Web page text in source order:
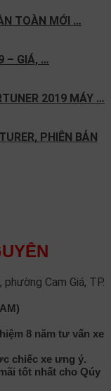
TOÀN MỚI …
– GIÁ, …
2019 MÁY …
PHIÊN BẢN
Cam Giá, TP.
8 năm tư vấn xe
chiếc xe ưng ý.
tốt nhất cho Qúy